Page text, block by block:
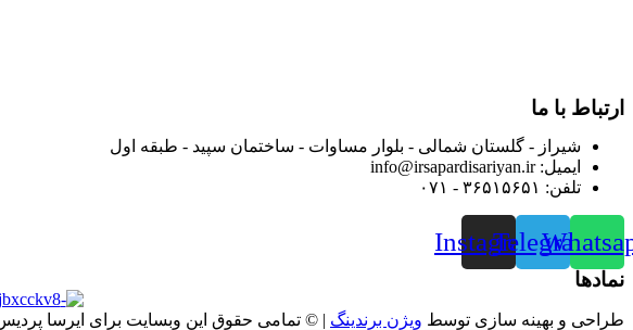
ارتباط با ما
شیراز - گلستان شمالی - بلوار مساوات - ساختمان سپید - طبقه اول
ایمیل: info@irsapardisariyan.ir
تلفن: ۳۶۵۱۵۶۵۱ - ۰۷۱
Telegram
Instagram
نمادها
طراحی و بهینه سازی توسط ویژن برندینگ | © تمامی حقوق این وبسایت برای ایرسا